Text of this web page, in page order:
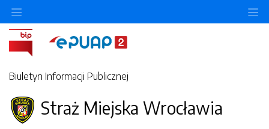
Biuletyn Informacji Publicznej
Straż Miejska Wrocławia